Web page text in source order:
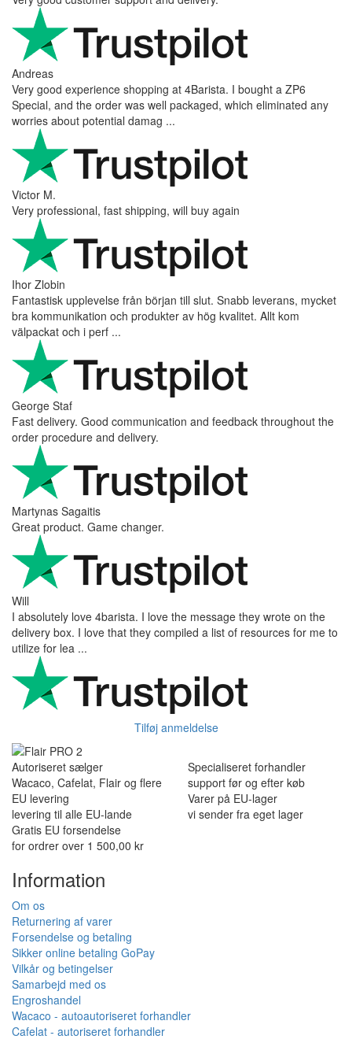
Danilo
Super schnelle Lieferung und tolles Produkt
Vaarg
Very nice - well done, will shop again for sure sometime in the
future!
Andrea Munari
Very good customer support and delivery.
Andreas
Very good experience shopping at 4Barista. I bought a ZP6
Special, and the order was well packaged, which eliminated any
worries about potential damag ...
Victor M.
Very professional, fast shipping, will buy again
Ihor Zlobin
Fantastisk upplevelse från början till slut. Snabb leverans, mycket
bra kommunikation och produkter av hög kvalitet. Allt kom
välpackat och i perf ...
George Staf
Fast delivery. Good communication and feedback throughout the
order procedure and delivery.
Great product. Game changer.
Will
I absolutely love 4barista. I love the message they wrote on the
delivery box. I love that they compiled a list of resources for me to
Tilføj anmeldelse
Autoriseret sælger
Wacaco, Cafelat, Flair og flere
EU levering
levering til alle EU-lande
Varer på EU-lager